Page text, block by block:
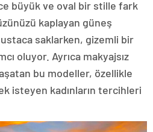
büyük ve oval bir stille fark
kaplayan güneş
saklarken, gizemli bir
oluyor. Ayrıca makyajsız
bu modeller, özellikle
isteyen kadınların tercihleri